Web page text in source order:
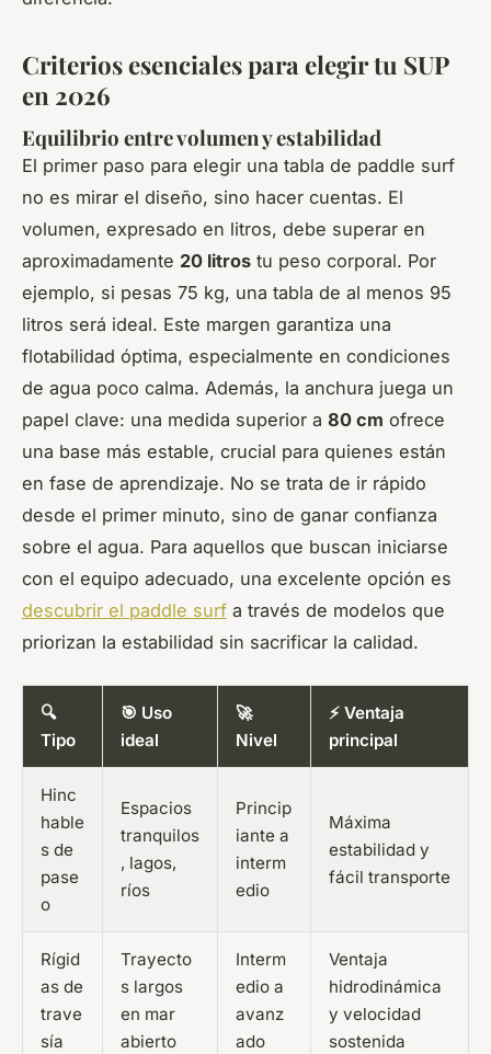
Criterios esenciales para elegir tu SUP
en 2026
Equilibrio entre volumen y estabilidad
El primer paso para elegir una tabla de paddle surf
no es mirar el diseño, sino hacer cuentas. El
volumen, expresado en litros, debe superar en
aproximadamente 20 litros tu peso corporal. Por
ejemplo, si pesas 75 kg, una tabla de al menos 95
litros será ideal. Este margen garantiza una
flotabilidad óptima, especialmente en condiciones
de agua poco calma. Además, la anchura juega un
papel clave: una medida superior a 80 cm ofrece
una base más estable, crucial para quienes están
en fase de aprendizaje. No se trata de ir rápido
desde el primer minuto, sino de ganar confianza
sobre el agua. Para aquellos que buscan iniciarse
con el equipo adecuado, una excelente opción es
descubrir el paddle surf a través de modelos que
priorizan la estabilidad sin sacrificar la calidad.
🔍
Tipo
🎯 Uso
ideal
🚀
Nivel
⚡ Ventaja
principal
Hinc
hable
s de
pase
o
Espacios
tranquilos
, lagos,
ríos
Princip
iante a
interm
edio
Máxima
estabilidad y
fácil transporte
Rígid
as de
trave
sía
Trayecto
s largos
en mar
abierto
Interm
edio a
avanz
ado
Ventaja
hidrodinámica
y velocidad
sostenida